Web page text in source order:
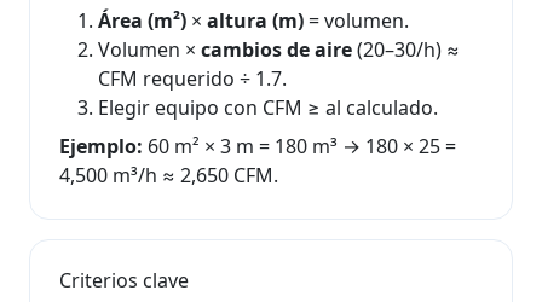
Área (m²) × altura (m)= volumen.
Volumen × cambios de aire(20–30/h) ≈
CFM requerido ÷ 1.7.
Elegir equipo con CFM ≥ al calculado.
Ejemplo: 60 m² × 3 m = 180 m³ → 180 × 25 =
4,500 m³/h ≈ 2,650 CFM.
Criterios clave